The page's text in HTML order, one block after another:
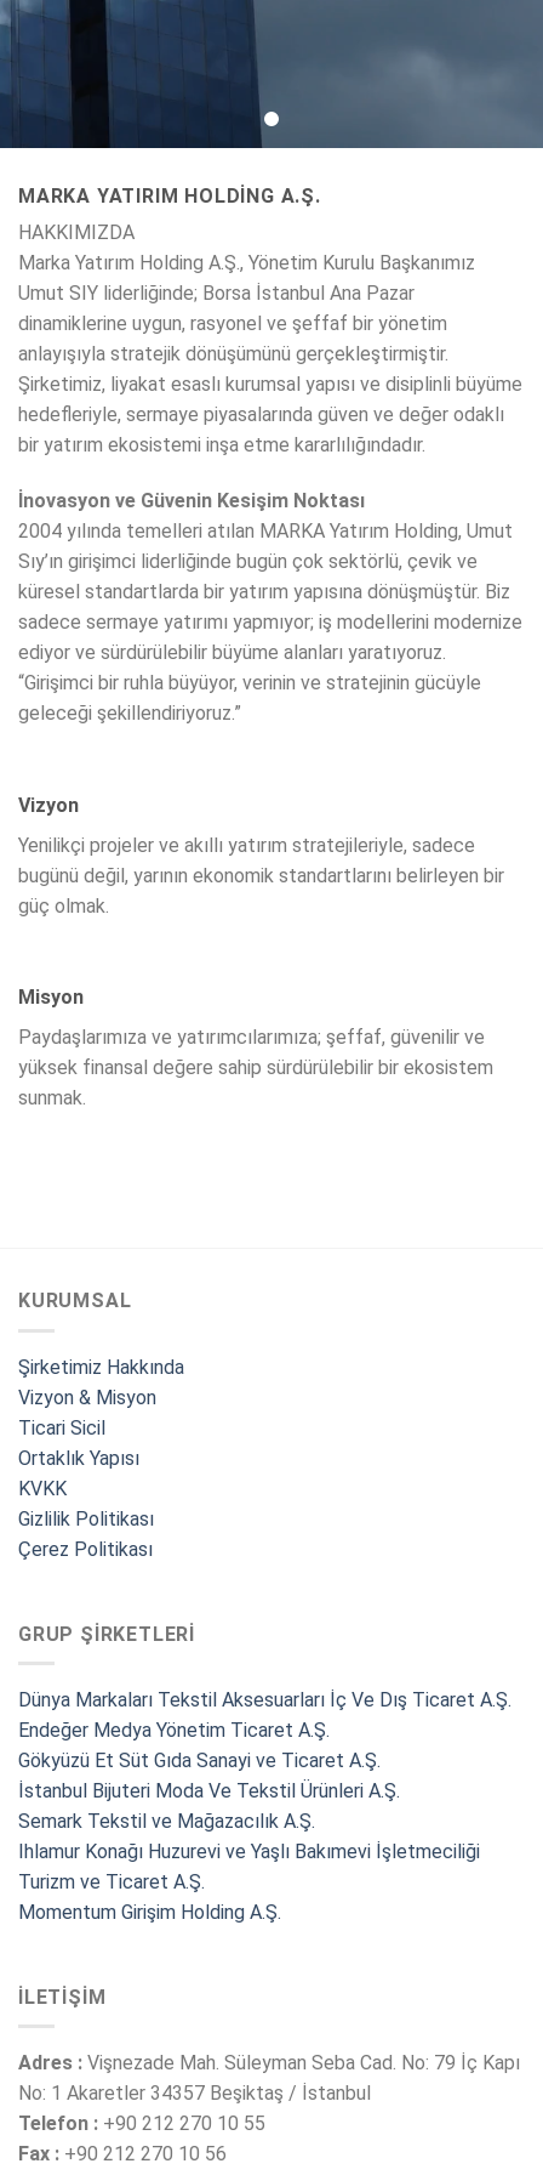
MARKA YATIRIM HOLDING A.Ş.
HAKKIMIZDA
Marka Yatırım Holding A.Ş., Yönetim Kurulu Başkanımız
Umut SIY liderliğinde; Borsa İstanbul Ana Pazar
dinamiklerine uygun, rasyonel ve şeffaf bir yönetim
anlayışıyla stratejik dönüşümünü gerçekleştirmiştir.
Şirketimiz, liyakat esaslı kurumsal yapısı ve disiplinli büyüme
hedefleriyle, sermaye piyasalarında güven ve değer odaklı
bir yatırım ekosistemi inşa etme kararlılığındadır.
İnovasyon ve Güvenin Kesişim Noktası
2004 yılında temelleri atılan MARKA Yatırım Holding, Umut
Sıy’ın girişimci liderliğinde bugün çok sektörlü, çevik ve
küresel standartlarda bir yatırım yapısına dönüşmüştür. Biz
sadece sermaye yatırımı yapmıyor; iş modellerini modernize
ediyor ve sürdürülebilir büyüme alanları yaratıyoruz.
“Girişimci bir ruhla büyüyor, verinin ve stratejinin gücüyle
geleceği şekillendiriyoruz.”
Vizyon
Yenilikçi projeler ve akıllı yatırım stratejileriyle, sadece
bugünü değil, yarının ekonomik standartlarını belirleyen bir
güç olmak.
Misyon
Paydaşlarımıza ve yatırımcılarımıza; şeffaf, güvenilir ve
yüksek finansal değere sahip sürdürülebilir bir ekosistem
sunmak.
KURUMSAL
Şirketimiz Hakkında
Vizyon & Misyon
Ticari Sicil
Ortaklık Yapısı
KVKK
Gizlilik Politikası
Çerez Politikası
GRUP ŞIRKETLERI
Dünya Markaları Tekstil Aksesuarları İç Ve Dış Ticaret A.Ş.
Endeğer Medya Yönetim Ticaret A.Ş.
Gökyüzü Et Süt Gıda Sanayi ve Ticaret A.Ş.
İstanbul Bijuteri Moda Ve Tekstil Ürünleri A.Ş.
Semark Tekstil ve Mağazacılık A.Ş.
Ihlamur Konağı Huzurevi ve Yaşlı Bakımevi İşletmeciliği
Turizm ve Ticaret A.Ş.
Momentum Girişim Holding A.Ş.
İLETIŞIM
Adres : Vişnezade Mah. Süleyman Seba Cad. No: 79 İç Kapı
No: 1 Akaretler 34357 Beşiktaş / İstanbul
Telefon : +90 212 270 10 55
Fax : +90 212 270 10 56